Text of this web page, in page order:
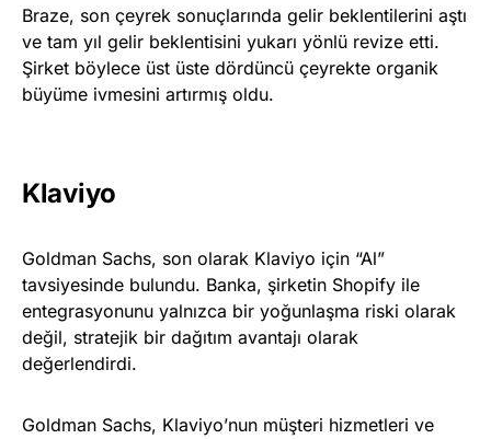
Braze, son çeyrek sonuçlarında gelir beklentilerini aştı
ve tam yıl gelir beklentisini yukarı yönlü revize etti.
Şirket böylece üst üste dördüncü çeyrekte organik
büyüme ivmesini artırmış oldu.
Klaviyo
Goldman Sachs, son olarak Klaviyo için “Al”
tavsiyesinde bulundu. Banka, şirketin Shopify ile
entegrasyonunu yalnızca bir yoğunlaşma riski olarak
değil, stratejik bir dağıtım avantajı olarak
değerlendirdi.
Goldman Sachs, Klaviyo’nun müşteri hizmetleri ve